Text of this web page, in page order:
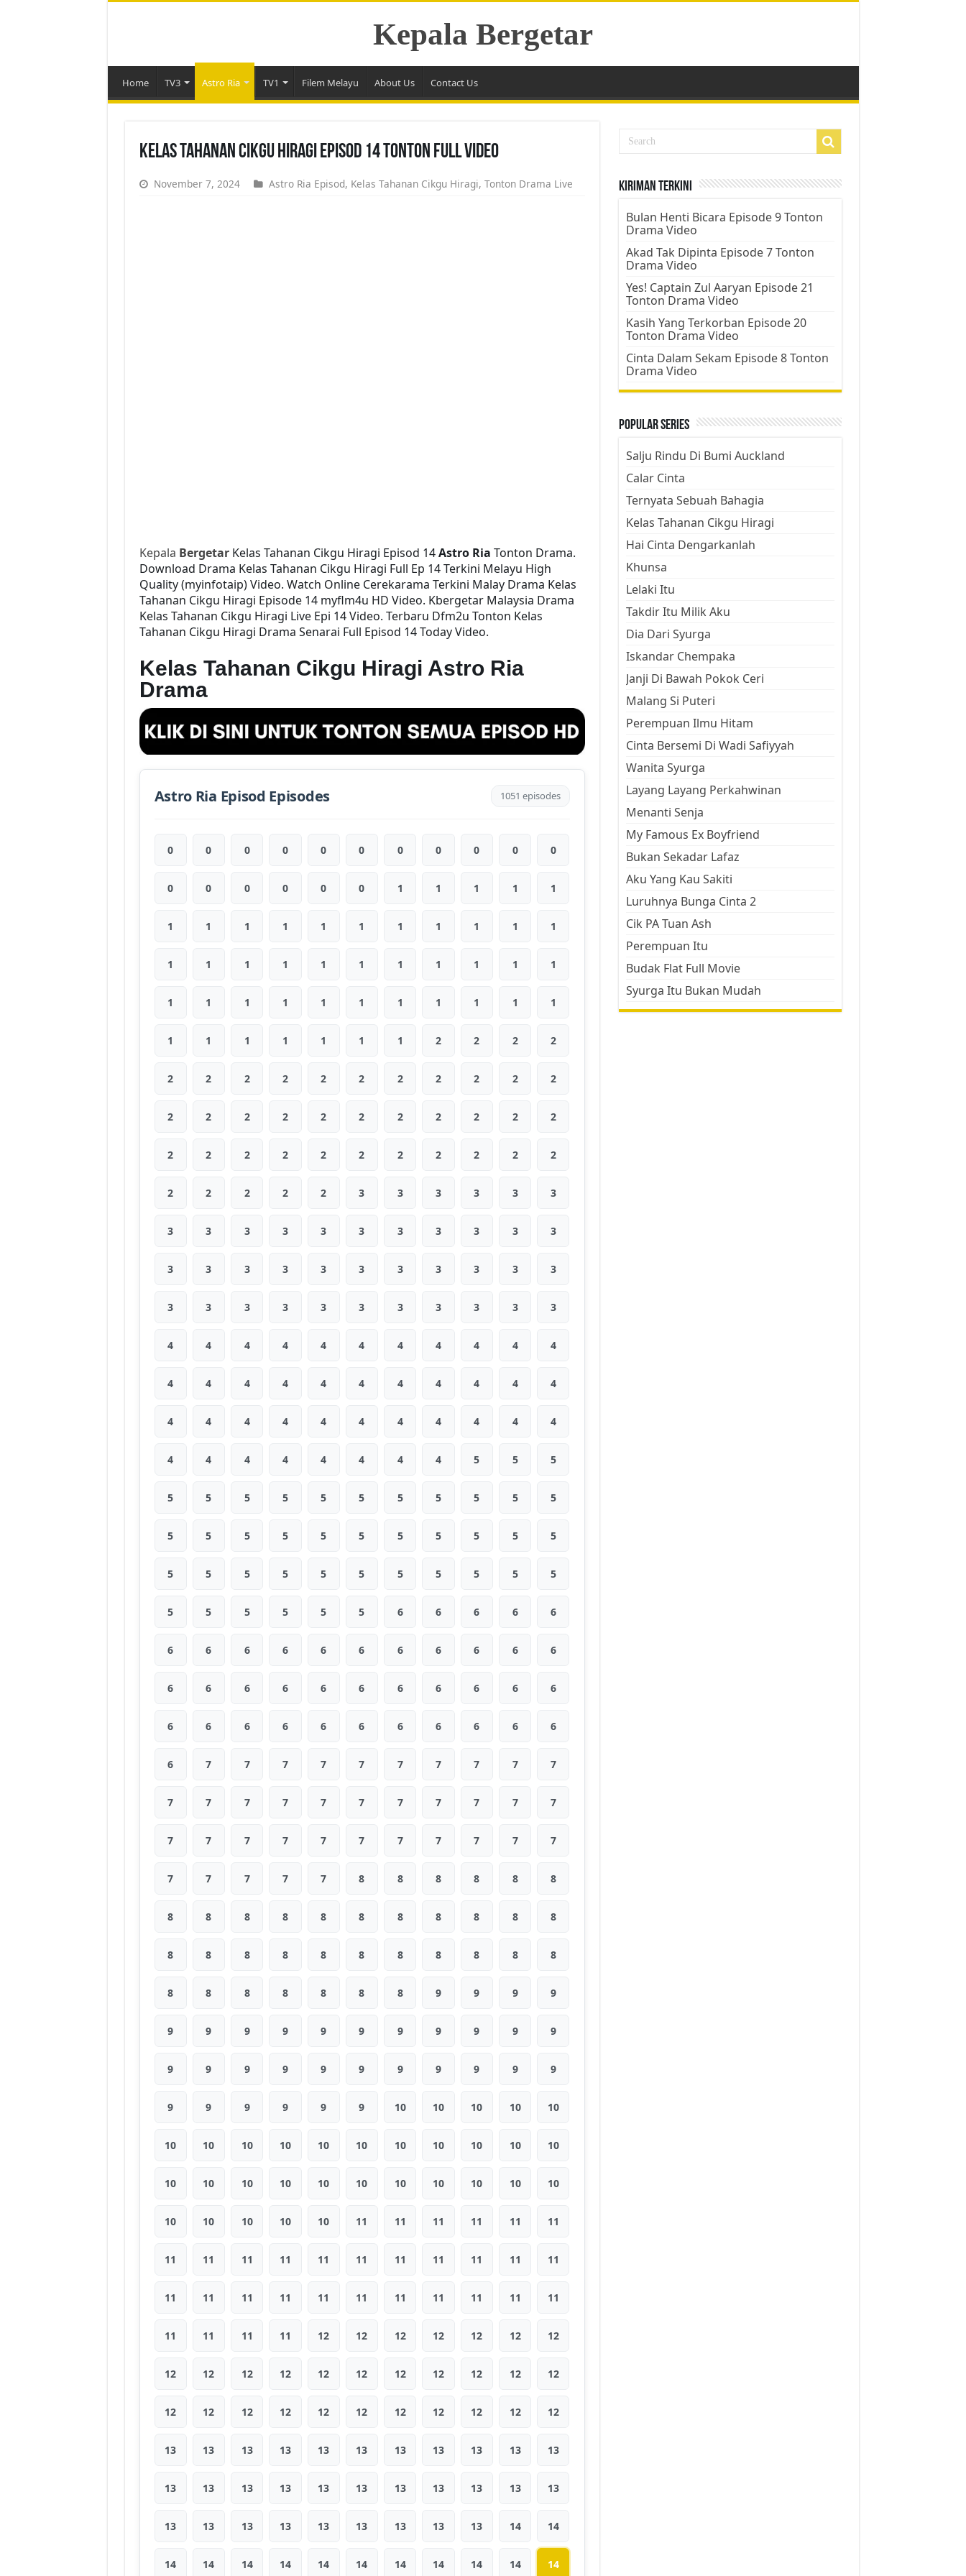
Kepala Bergetar
Home TV3 Astro Ria TV1 Filem Melayu About Us Contact Us
Kelas Tahanan Cikgu Hiragi Episod 14 Tonton Full Video
November 7, 2024 Astro Ria Episod, Kelas Tahanan Cikgu Hiragi, Tonton Drama Live
Kepala BergetarKelas Tahanan Cikgu Hiragi Episod 14Astro Ria Tonton Drama.
Download Drama Kelas Tahanan Cikgu Hiragi Full Ep 14 Terkini Melayu High
Quality (myinfotaip) Video. Watch Online Cerekarama Terkini Malay Drama Kelas
Tahanan Cikgu Hiragi Episode 14 myflm4u HD Video. Kbergetar Malaysia Drama
Kelas Tahanan Cikgu Hiragi Live Epi 14 Video. Terbaru Dfm2u Tonton Kelas
Tahanan Cikgu Hiragi Drama Senarai Full Episod 14 Today Video.
Kelas Tahanan Cikgu Hiragi Astro Ria
Drama
Astro Ria Episod Episodes 1051 episodes
0 0 0 0 0 0 0 0 0 0 0
0 0 0 0 0 0 1 1 1 1 1
1 1 1 1 1 1 1 1 1 1 1
1 1 1 1 1 1 1 1 1 1 1
1 1 1 1 1 1 1 1 1 1 1
1 1 1 1 1 1 1 2 2 2 2
2 2 2 2 2 2 2 2 2 2 2
2 2 2 2 2 2 2 2 2 2 2
2 2 2 2 2 2 2 2 2 2 2
2 2 2 2 2 3 3 3 3 3 3
3 3 3 3 3 3 3 3 3 3 3
3 3 3 3 3 3 3 3 3 3 3
3 3 3 3 3 3 3 3 3 3 3
4 4 4 4 4 4 4 4 4 4 4
4 4 4 4 4 4 4 4 4 4 4
4 4 4 4 4 4 4 4 4 4 4
4 4 4 4 4 4 4 4 5 5 5
5 5 5 5 5 5 5 5 5 5 5
5 5 5 5 5 5 5 5 5 5 5
5 5 5 5 5 5 5 5 5 5 5
5 5 5 5 5 5 6 6 6 6 6
6 6 6 6 6 6 6 6 6 6 6
6 6 6 6 6 6 6 6 6 6 6
6 6 6 6 6 6 6 6 6 6 6
6 7 7 7 7 7 7 7 7 7 7
7 7 7 7 7 7 7 7 7 7 7
7 7 7 7 7 7 7 7 7 7 7
7 7 7 7 7 8 8 8 8 8 8
8 8 8 8 8 8 8 8 8 8 8
8 8 8 8 8 8 8 8 8 8 8
8 8 8 8 8 8 8 9 9 9 9
9 9 9 9 9 9 9 9 9 9 9
9 9 9 9 9 9 9 9 9 9 9
9 9 9 9 9 9 10 10 10 10 10
10 10 10 10 10 10 10 10 10 10 10
10 10 10 10 10 10 10 10 10 10 10
10 10 10 10 10 11 11 11 11 11 11
11 11 11 11 11 11 11 11 11 11 11
11 11 11 11 11 11 11 11 11 11 11
11 11 11 11 12 12 12 12 12 12 12
12 12 12 12 12 12 12 12 12 12 12
12 12 12 12 12 12 12 12 12 12 12
13 13 13 13 13 13 13 13 13 13 13
13 13 13 13 13 13 13 13 13 13 13
13 13 13 13 13 13 13 13 13 14 14
14 14 14 14 14 14 14 14 14 14 14
Kiriman Terkini
Bulan Henti Bicara Episode 9 Tonton
Drama Video
Akad Tak Dipinta Episode 7 Tonton
Drama Video
Yes! Captain Zul Aaryan Episode 21
Tonton Drama Video
Kasih Yang Terkorban Episode 20
Tonton Drama Video
Cinta Dalam Sekam Episode 8 Tonton
Drama Video
Popular Series
Salju Rindu Di Bumi Auckland
Calar Cinta
Ternyata Sebuah Bahagia
Kelas Tahanan Cikgu Hiragi
Hai Cinta Dengarkanlah
Khunsa
Lelaki Itu
Takdir Itu Milik Aku
Dia Dari Syurga
Iskandar Chempaka
Janji Di Bawah Pokok Ceri
Malang Si Puteri
Perempuan Ilmu Hitam
Cinta Bersemi Di Wadi Safiyyah
Wanita Syurga
Layang Layang Perkahwinan
Menanti Senja
My Famous Ex Boyfriend
Bukan Sekadar Lafaz
Aku Yang Kau Sakiti
Luruhnya Bunga Cinta 2
Cik PA Tuan Ash
Perempuan Itu
Budak Flat Full Movie
Syurga Itu Bukan Mudah